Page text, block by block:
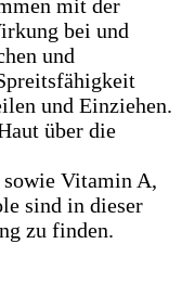
mit der
bei und
und
und Einziehen.
über die
Vitamin A,
sind in dieser
zu finden.